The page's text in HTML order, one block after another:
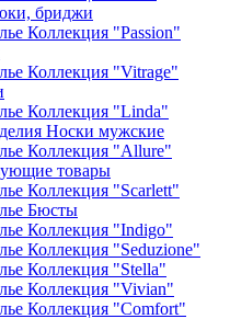
бриджи
Коллекция "Passion"
Коллекция "Vitrage"
Коллекция "Linda"
Носки мужские
Коллекция "Allure"
товары
Коллекция "Scarlett"
Бюсты
Коллекция "Indigo"
Коллекция "Seduzione"
Коллекция "Stella"
Коллекция "Vivian"
Коллекция "Comfort"